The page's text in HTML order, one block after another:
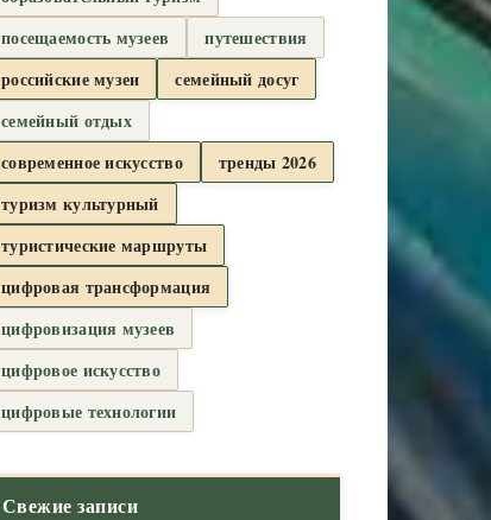
посещаемость музеев
путешествия
российские музеи
семейный досуг
семейный отдых
современное искусство
тренды 2026
туризм культурный
туристические маршруты
цифровая трансформация
цифровизация музеев
цифровое искусство
цифровые технологии
Свежие записи